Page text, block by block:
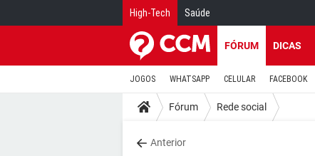
High-Tech Saúde
FÓRUM DICAS
JOGOS WHATSAPP CELULAR FACEBOOK
Fórum Rede social
Anterior